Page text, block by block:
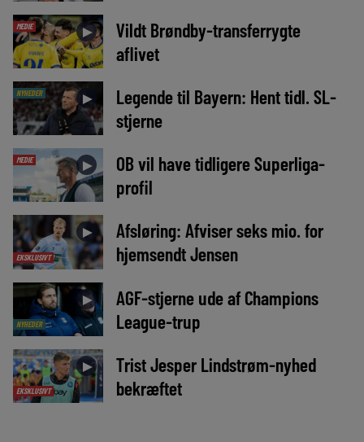
MEDIE ►
Vildt Brøndby-transferrygte
aflivet
NYHEDER ►
Legende til Bayern: Hent tidl. SL-
stjerne
MEDIE ►
OB vil have tidligere Superliga-
profil
EKSKLUSIVT
►
Afsløring: Afviser seks mio. for
hjemsendt Jensen
NYHEDER
►
AGF-stjerne ude af Champions
League-trup
EKSKLUSIVT
►
Trist Jesper Lindstrøm-nyhed
bekræftet